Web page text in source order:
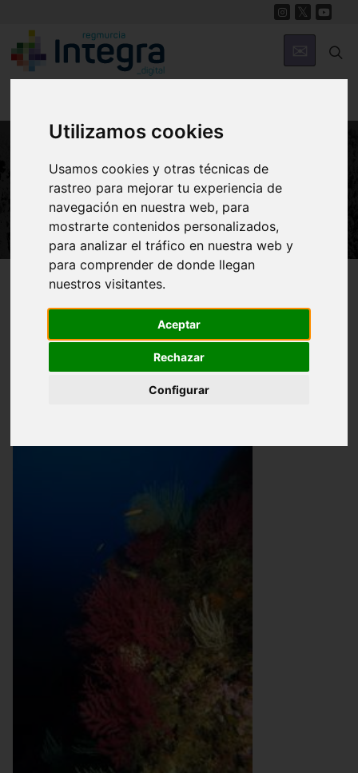
Utilizamos cookies
Usamos cookies y otras técnicas de
rastreo para mejorar tu experiencia de
navegación en nuestra web, para
mostrarte contenidos personalizados,
para analizar el tráfico en nuestra web y
para comprender de donde llegan
nuestros visitantes.
Aceptar
Rechazar
Configurar
NATURALEZA
Introducción al Ecosistema Marino
Región de Murcia Digital Ecosistema Marino
Introducción al
Ecosistema Marino